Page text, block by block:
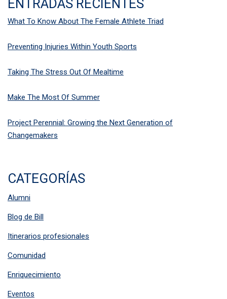
ENTRADAS RECIENTES
What To Know About The Female Athlete Triad
Preventing Injuries Within Youth Sports
Taking The Stress Out Of Mealtime
Make The Most Of Summer
Project Perennial: Growing the Next Generation of
Changemakers
CATEGORÍAS
Alumni
Blog de Bill
Itinerarios profesionales
Comunidad
Enriquecimiento
Eventos